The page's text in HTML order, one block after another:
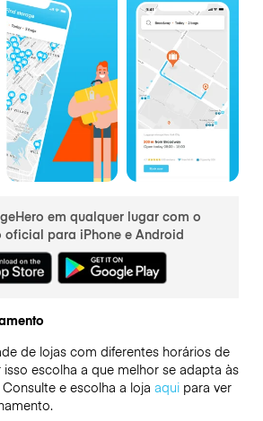
em qualquer lugar com o
para iPhone e Android
de lojas com diferentes horários de
escolha a que melhor se adapta às
e escolha a loja aquipara ver